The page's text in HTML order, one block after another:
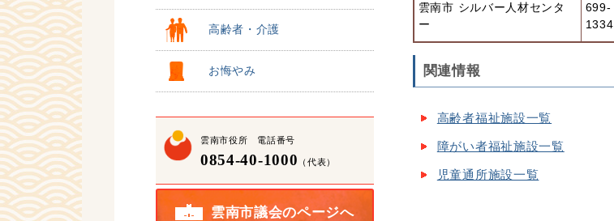
高齢者・介護
お悔やみ
雲南市役所 電話番号
0854-40-1000 （代表）
雲南市議会のページへ
雲南市 シルバー人材センタ
ー
699-
1334
関連情報
高齢者福祉施設一覧
障がい者福祉施設一覧
児童通所施設一覧